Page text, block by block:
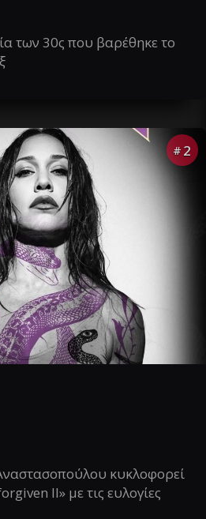
των 30ς που βαρέθηκε το
# 2
κυκλοφορεί
II» με τις ευλογίες